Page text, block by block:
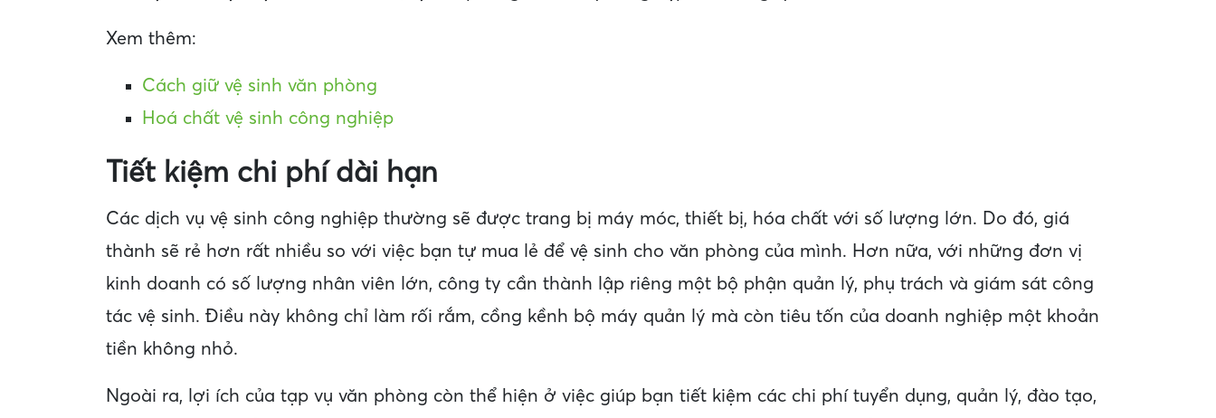
Xem thêm:
Cách giữ vệ sinh văn phòng
Hoá chất vệ sinh công nghiệp
Tiết kiệm chi phí dài hạn
Các dịch vụ vệ sinh công nghiệp thường sẽ được trang bị máy móc, thiết bị, hóa chất với số lượng lớn. Do đó, giá
thành sẽ rẻ hơn rất nhiều so với việc bạn tự mua lẻ để vệ sinh cho văn phòng của mình. Hơn nữa, với những đơn vị
kinh doanh có số lượng nhân viên lớn, công ty cần thành lập riêng một bộ phận quản lý, phụ trách và giám sát công
tác vệ sinh. Điều này không chỉ làm rối rắm, cồng kềnh bộ máy quản lý mà còn tiêu tốn của doanh nghiệp một khoản
tiền không nhỏ.
Ngoài ra, lợi ích của tạp vụ văn phòng còn thể hiện ở việc giúp bạn tiết kiệm các chi phí tuyển dụng, quản lý, đào tạo,